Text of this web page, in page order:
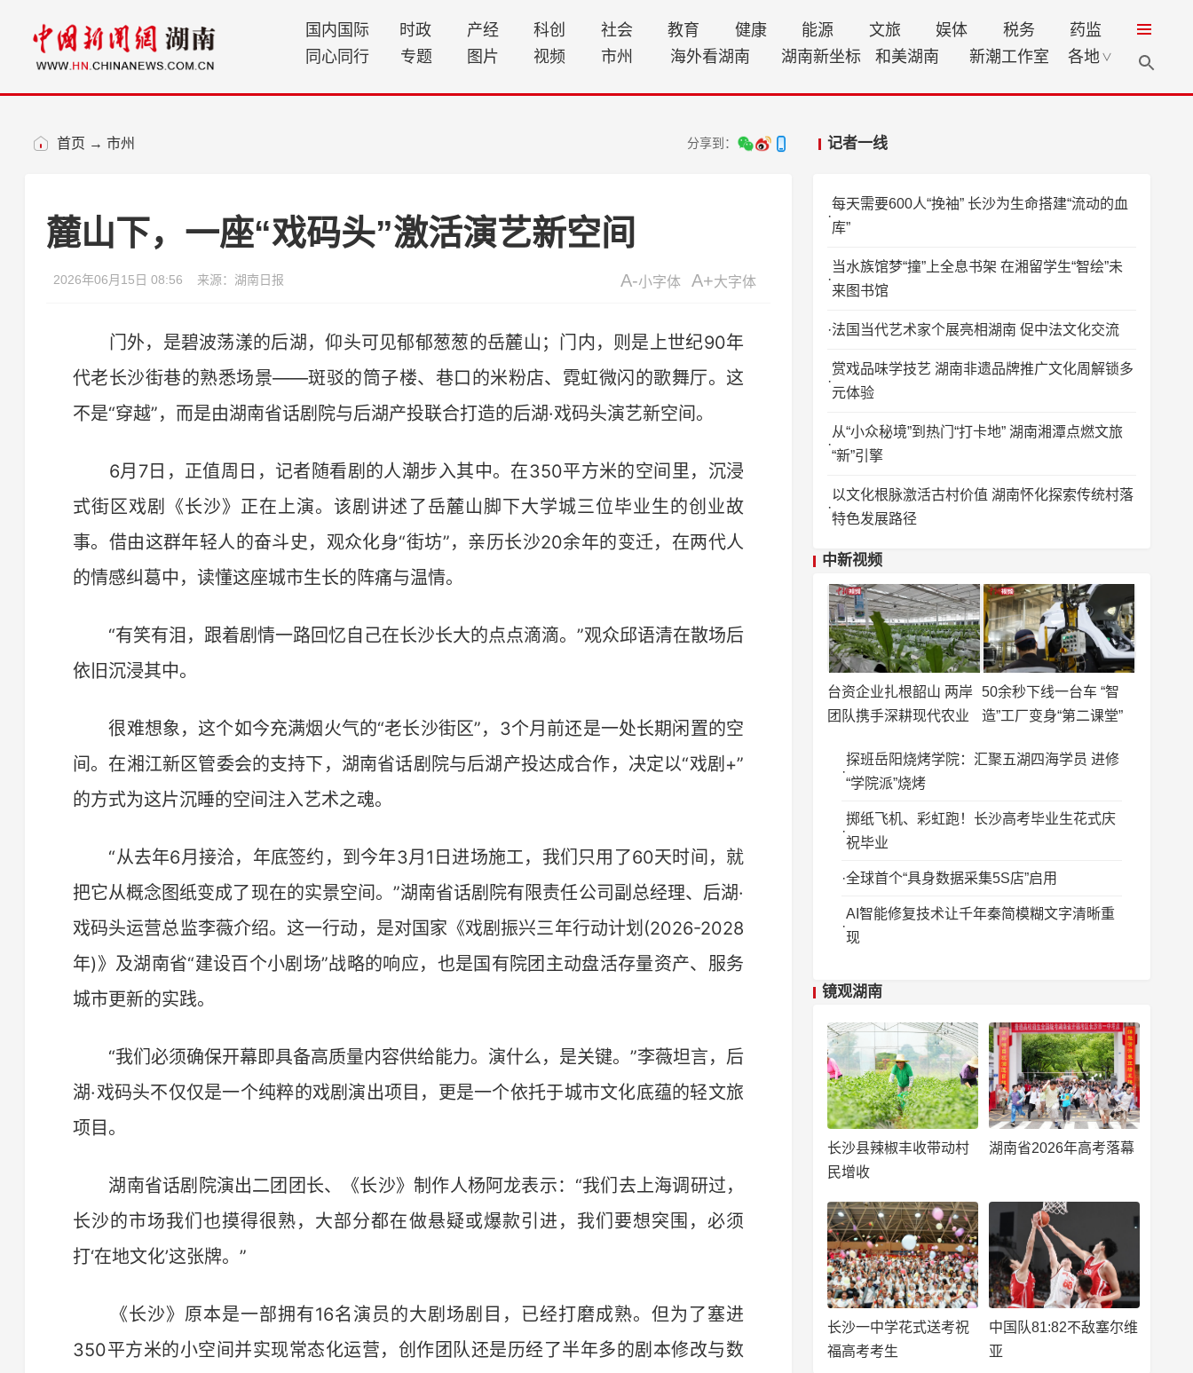
国内国际 时政 产经 科创 社会 教育 健康 能源 文旅 娱体 税务
药监
同心同行
专题 图片 视频 市州 海外看湖南 湖南新坐标 和美湖南 新潮工作室 各地 ∨
首页 → 市州 分享到： 记者一线
麓山下，一座“戏码头”激活演艺新空间
2026年06月15日 08:56 来源：湖南日报 A-小字体 A+大字体
门外，是碧波荡漾的后湖，仰头可见郁郁葱葱的岳麓山；门内，则是上世纪90年
代老长沙街巷的熟悉场景——斑驳的筒子楼、巷口的米粉店、霓虹微闪的歌舞厅。这
不是“穿越”，而是由湖南省话剧院与后湖产投联合打造的后湖·戏码头演艺新空间。
6月7日，正值周日，记者随看剧的人潮步入其中。在350平方米的空间里，沉浸
式街区戏剧《长沙》正在上演。该剧讲述了岳麓山脚下大学城三位毕业生的创业故
事。借由这群年轻人的奋斗史，观众化身“街坊”，亲历长沙20余年的变迁，在两代人
的情感纠葛中，读懂这座城市生长的阵痛与温情。
“有笑有泪，跟着剧情一路回忆自己在长沙长大的点点滴滴。”观众邱语清在散场后
依旧沉浸其中。
很难想象，这个如今充满烟火气的“老长沙街区”，3个月前还是一处长期闲置的空
间。在湘江新区管委会的支持下，湖南省话剧院与后湖产投达成合作，决定以“戏剧+”
的方式为这片沉睡的空间注入艺术之魂。
“从去年6月接洽，年底签约，到今年3月1日进场施工，我们只用了60天时间，就
把它从概念图纸变成了现在的实景空间。”湖南省话剧院有限责任公司副总经理、后湖·
戏码头运营总监李薇介绍。这一行动，是对国家《戏剧振兴三年行动计划(2026-2028
年)》及湖南省“建设百个小剧场”战略的响应，也是国有院团主动盘活存量资产、服务
城市更新的实践。
“我们必须确保开幕即具备高质量内容供给能力。演什么，是关键。”李薇坦言，后
湖·戏码头不仅仅是一个纯粹的戏剧演出项目，更是一个依托于城市文化底蕴的轻文旅
项目。
湖南省话剧院演出二团团长、《长沙》制作人杨阿龙表示：“我们去上海调研过，
长沙的市场我们也摸得很熟，大部分都在做悬疑或爆款引进，我们要想突围，必须
打‘在地文化’这张牌。”
《长沙》原本是一部拥有16名演员的大剧场剧目，已经打磨成熟。但为了塞进
350平方米的小空间并实现常态化运营，创作团队还是历经了半年多的剧本修改与数
每天需要600人“挽袖” 长沙为生命搭建“流动的血
库”
当水族馆梦“撞”上全息书架 在湘留学生“智绘”未
来图书馆
法国当代艺术家个展亮相湖南 促中法文化交流
赏戏品味学技艺 湖南非遗品牌推广文化周解锁多
元体验
从“小众秘境”到热门“打卡地” 湖南湘潭点燃文旅
“新”引擎
以文化根脉激活古村价值 湖南怀化探索传统村落
特色发展路径
中新视频
台资企业扎根韶山 两岸
团队携手深耕现代农业
50余秒下线一台车 “智
造”工厂变身“第二课堂”
探班岳阳烧烤学院：汇聚五湖四海学员 进修
“学院派”烧烤
掷纸飞机、彩虹跑！长沙高考毕业生花式庆
祝毕业
全球首个“具身数据采集5S店”启用
AI智能修复技术让千年秦简模糊文字清晰重
现
镜观湖南
长沙县辣椒丰收带动村
民增收
湖南省2026年高考落幕
长沙一中学花式送考祝
福高考考生
中国队81:82不敌塞尔维
亚